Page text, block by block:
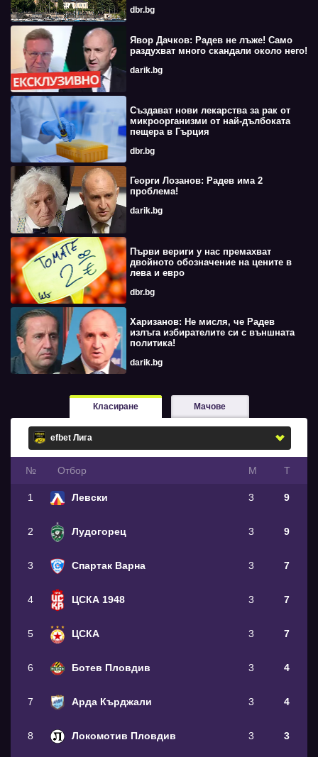
dbr.bg
Явор Дачков: Радев не лъже! Само
раздухват много скандали около него!
darik.bg
Създават нови лекарства за рак от
микроорганизми от най-дълбоката
пещера в Гърция
dbr.bg
Георги Лозанов: Радев има 2
проблема!
darik.bg
Първи вериги у нас премахват
двойното обозначение на цените в
лева и евро
dbr.bg
Харизанов: Не мисля, че Радев
излъга избирателите си с външната
политика!
darik.bg
Класиране Мачове
№ Oтбор М Т
1 Левски 3 9
2 Лудогорец 3 9
3 Спартак Варна 3 7
4 ЦСКА 1948 3 7
5 ЦСКА 3 7
6 Ботев Пловдив 3 4
7 Арда Кърджали 3 4
8 Локомотив Пловдив 3 3